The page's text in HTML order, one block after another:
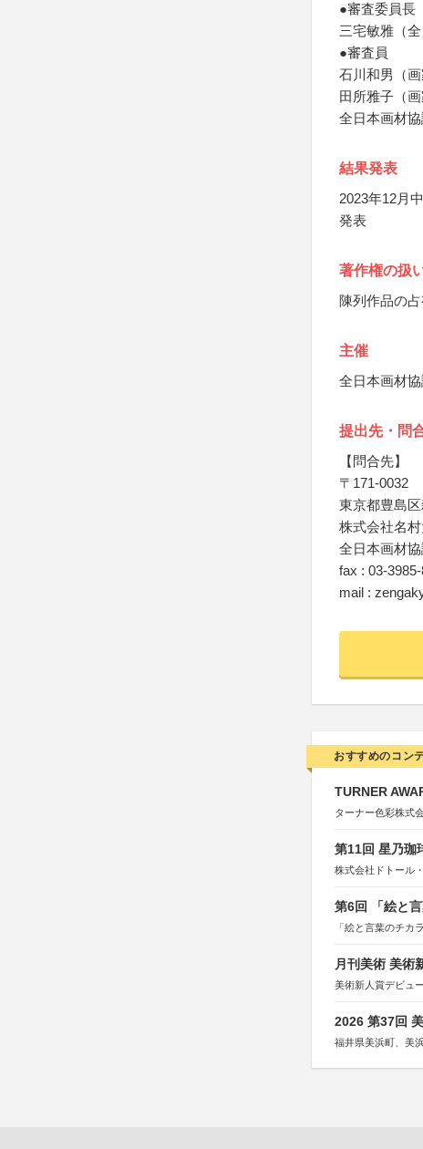
●審査委員長
三宅敏雅（全
●審査員
石川和男（画
田所雅子（
全日本画材
結果発表
2023年12月
発表
著作権の扱
陳列作品の
主催
全日本画材
提出先・問
【問合先】
〒171-0032
東京都豊島
株式会社名
全日本画材
fax : 03-
mail :
おすすめのコン
TURNER
ターナー色彩株式
第11回 星乃珈
株式会社ドトール
第6回 「絵と言
「絵と言葉のチカ
月刊美術 美術
美術新人賞デビュ
2026 第37回
福井県美浜町、美